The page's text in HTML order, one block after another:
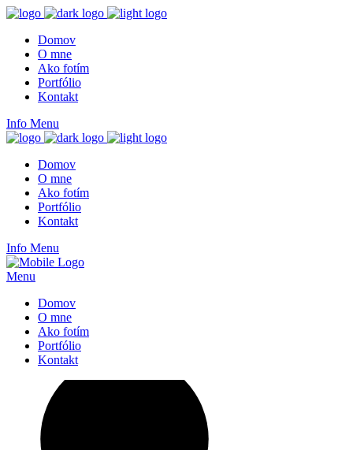
Domov
O mne
Ako fotím
Portfólio
Kontakt
Info Menu
Domov
O mne
Ako fotím
Portfólio
Kontakt
Info Menu
Menu
Domov
O mne
Ako fotím
Portfólio
Kontakt